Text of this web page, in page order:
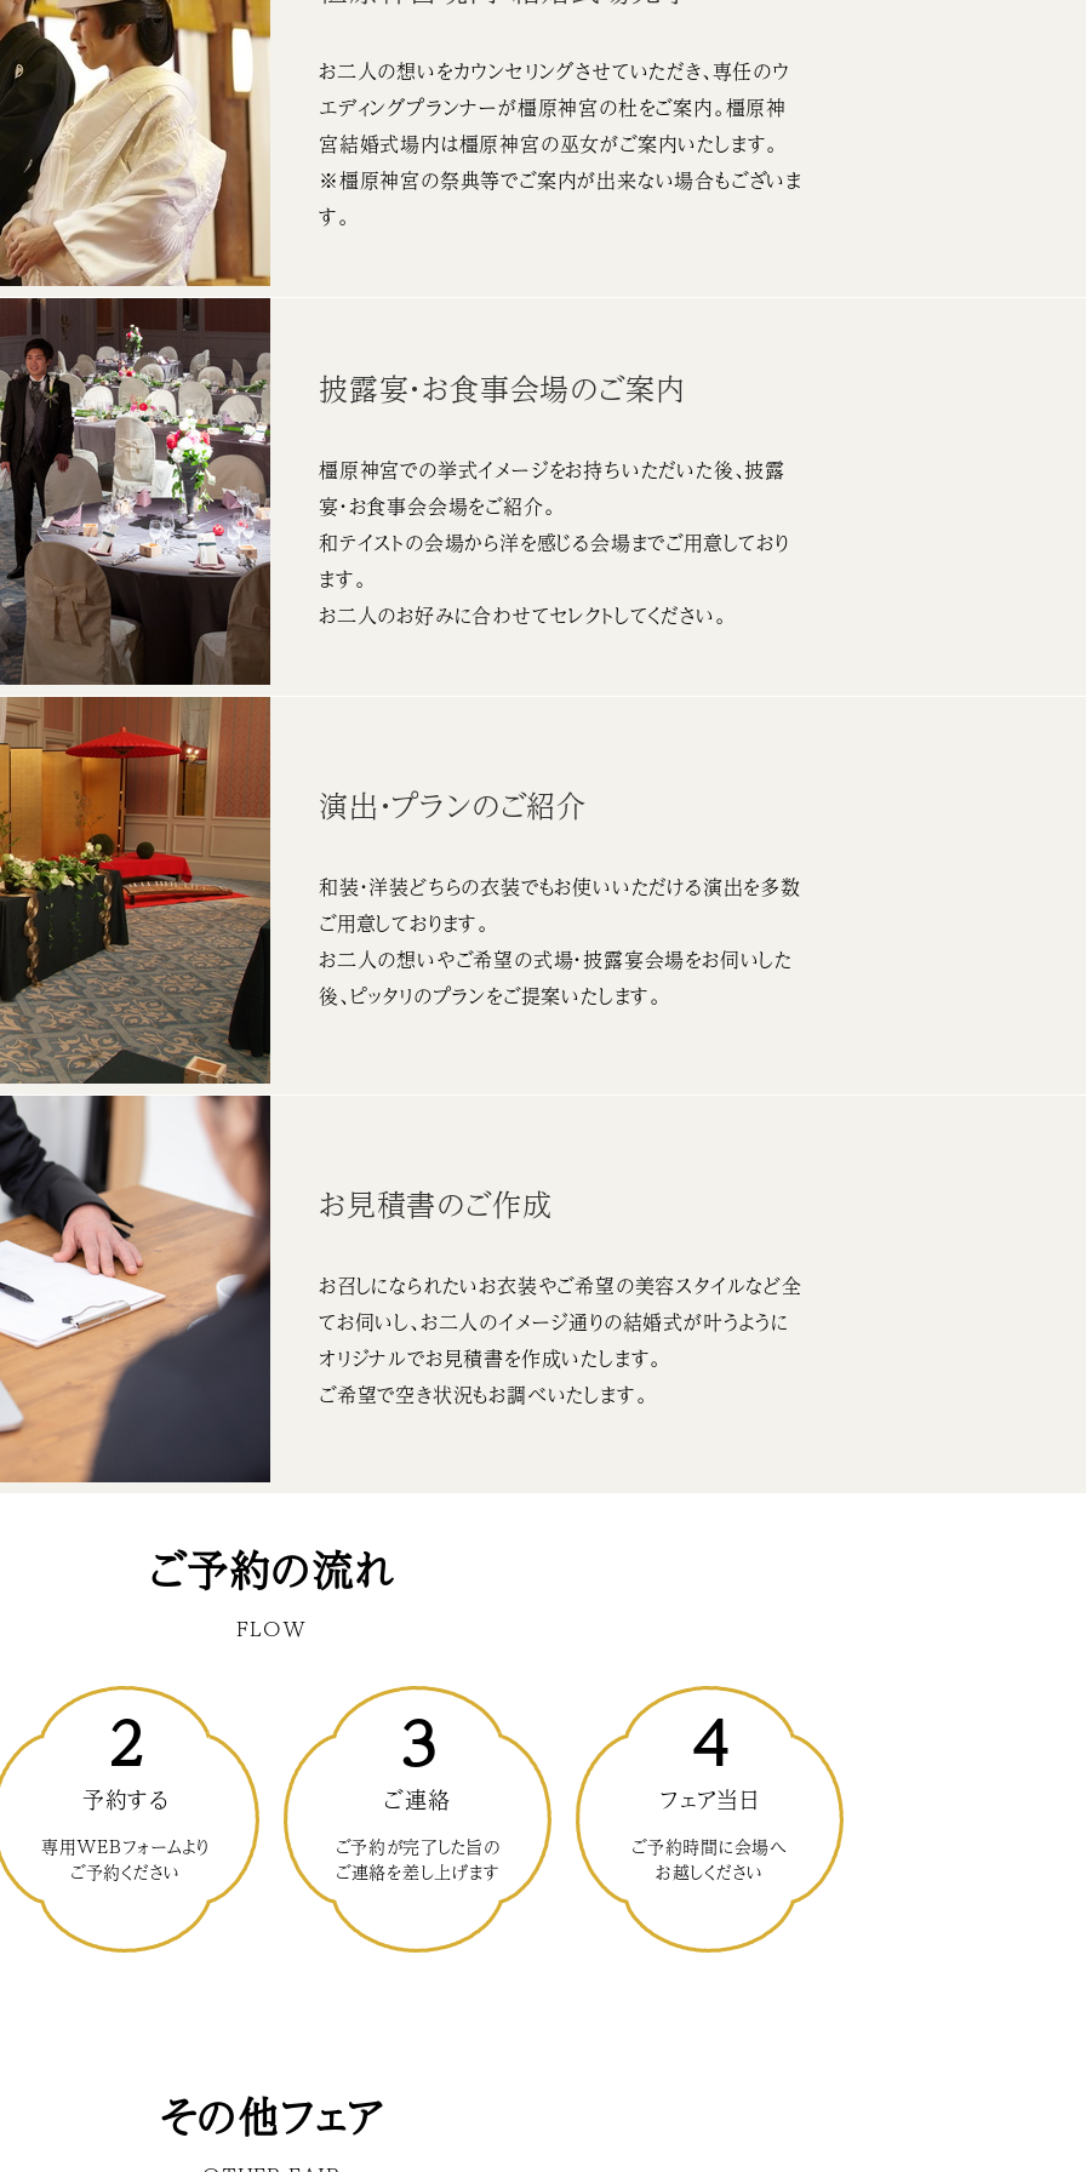
お二人の想いをカウンセリングさせていただき、専任のウ
エディングプランナーが橿原神宮の杜をご案内。橿原神
宮結婚式場内は橿原神宮の巫女がご案内いたします。
※橿原神宮の祭典等でご案内が出来ない場合もございま
す。
披露宴・お食事会場のご案内
橿原神宮での挙式イメージをお持ちいただいた後、披露
宴・お食事会会場をご紹介。
和テイストの会場から洋を感じる会場までご用意しており
ます。
お二人のお好みに合わせてセレクトしてください。
演出・プランのご紹介
和装・洋装どちらの衣装でもお使いいただける演出を多数
ご用意しております。
お二人の想いやご希望の式場・披露宴会場をお伺いした
後、ピッタリのプランをご提案いたします。
お見積書のご作成
お召しになられたいお衣装やご希望の美容スタイルなど全
てお伺いし、お二人のイメージ通りの結婚式が叶うように
オリジナルでお見積書を作成いたします。
ご希望で空き状況もお調べいたします。
ご予約の流れ
FLOW
2
予約する
専用WEBフォームより
ご予約ください
3
ご連絡
ご予約が完了した旨の
ご連絡を差し上げます
4
フェア当日
ご予約時間に会場へ
お越しください
その他フェア